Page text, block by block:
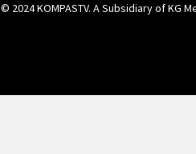
© 2024 KOMPASTV. A Subsidiary ofKG